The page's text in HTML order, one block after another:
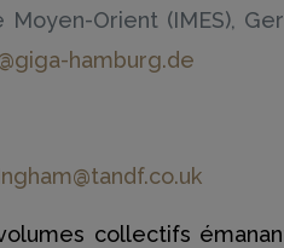
Orient (IMES),
hamburg.de
collectifs